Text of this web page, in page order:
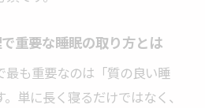
重要な睡眠の取り方とは
最も重要なのは「質の良い睡
単に長く寝るだけではなく、